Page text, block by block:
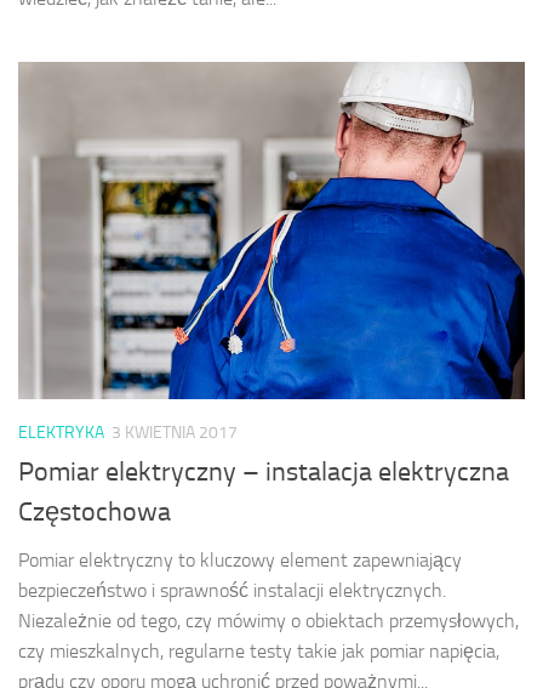
ELEKTRYKA 3 KWIETNIA 2017
Pomiar elektryczny – instalacja elektryczna
Częstochowa
Pomiar elektryczny to kluczowy element zapewniający
bezpieczeństwo i sprawność instalacji elektrycznych.
Niezależnie od tego, czy mówimy o obiektach przemysłowych,
czy mieszkalnych, regularne testy takie jak pomiar napięcia,
prądu czy oporu mogą uchronić przed poważnymi...